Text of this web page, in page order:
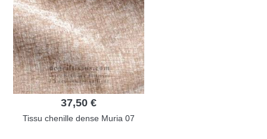
37,50 €
Tissu chenille dense Muria 07